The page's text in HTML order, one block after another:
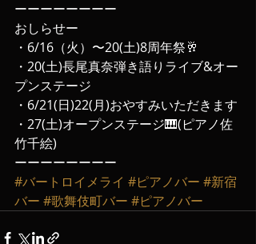
ーーーーーーーー
おしらせー
・6/16（火）〜20(土)8周年祭🥂
・20(土)長尾真奈弾き語りライブ&オー
プンステージ
・6/21(日)22(月)おやすみいただきます
・27(土)オープンステージ🎹(ピアノ佐
竹千絵)
ーーーーーーーー
#バートロイメライ #ピアノバー #新宿
バー #歌舞伎町バー #ピアノバー